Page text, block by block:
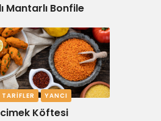
Mantarlı Bonfile
TARIFLER YANCI
Köftesi